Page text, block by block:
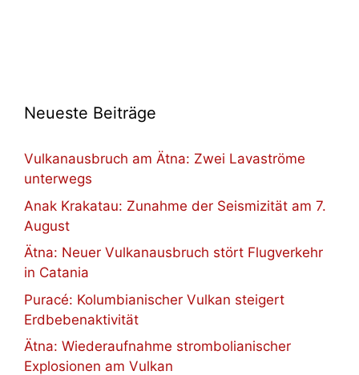
Neueste Beiträge
Vulkanausbruch am Ätna: Zwei Lavaströme
unterwegs
Anak Krakatau: Zunahme der Seismizität am 7.
August
Ätna: Neuer Vulkanausbruch stört Flugverkehr
in Catania
Puracé: Kolumbianischer Vulkan steigert
Erdbebenaktivität
Ätna: Wiederaufnahme strombolianischer
Explosionen am Vulkan